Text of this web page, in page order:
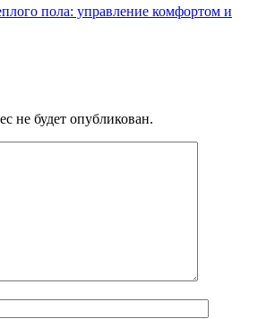
пола: управление комфортом и
не будет опубликован.